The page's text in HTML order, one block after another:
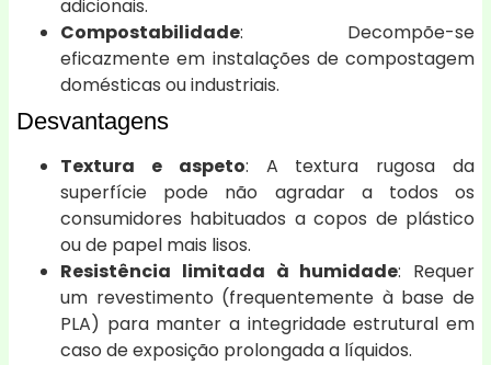
adicionais.
Compostabilidade: Decompõe-se
eficazmente em instalações de compostagem
domésticas ou industriais.
Desvantagens
Textura e aspeto: A textura rugosa da
superfície pode não agradar a todos os
consumidores habituados a copos de plástico
ou de papel mais lisos.
Resistência limitada à humidade: Requer
um revestimento (frequentemente à base de
PLA) para manter a integridade estrutural em
caso de exposição prolongada a líquidos.